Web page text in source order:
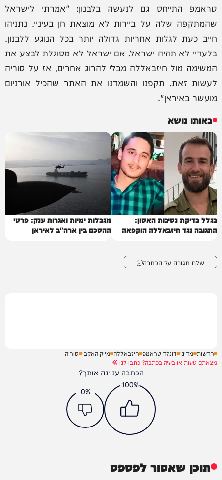
טראמפ התייחס גם לנעשה בלבנון: "אמרתי לישראל
שהמתקפה שלה על ביירות לא מוצאת חן בעיניי. נתניהו
חייב כעת לגלות אחריות גדולה יותר בכל הנוגע ללבנון.
בלעדיי לא תהיה ישראל. אם ישראל לא מסוגלת לבצע את
המשימה מול חיזבאללה מבלי להרוג אחרים, אז על סוריה
לעשות זאת. תקפנו והשמדנו את האתר שהכיל אורניום
מועשר באיראן".
באותו נושא
בגלל בדיקת נסיבות האסון:
התגובה נגד חיזבאללה הוקפאה
מגבלות ימיות ואגרות ענק: פרטי
ההסכם בין ארה"ב לאיראן
שלח תגובה על הכתבה
חדשות מדיני דונלד טראמפ חיזבאללה מייק האקבי סוריה
מצאתם טעות או בעיה בכתבה? כתבו לנו
הכתבה עניינה אותך?
100%
0%
תוכן שאסור לפספס